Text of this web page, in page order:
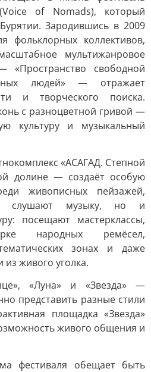
of Nomads), который
Зародившись в 2009
фольклорных коллективов,
мультижанровое
«Пространство свободной
людей» — отражает
и творческого поиска.
с разноцветной гривой —
культуру и музыкальный
«АСАГАД. Степной
долине — создаёт особую
живописных пейзажей,
слушают музыку, но и
посещают мастерклассы,
народных ремёсел,
зонах и даже
живого уголка.
«Луна» и «Звезда» —
представить разные стили
площадка «Звезда»
живого общения и
фестиваля обещает быть